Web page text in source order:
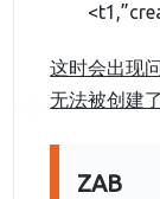
这时会出现
无法被创建
ZAB